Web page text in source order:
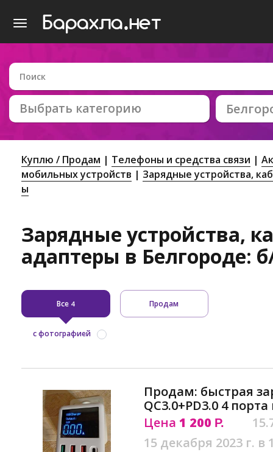
Выбрать категорию
Куплю / Продам Телефоны и средства связи
мобильных устройств
Зарядные устройства,
ы
Зарядные устройства,
адаптеры в Белгороде:
Все 4 Продам
с фотографией
Продам: быстрая
QC3.0+PD3.0 4
Цена 1 200 Р.
15 декабря 2023 г. в